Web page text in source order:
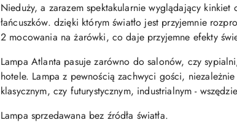
Nieduży, a zarazem spektakularnie wyglądający
łańcuszków. dzięki którym światło jest przyjemnie
2 mocowania na żarówki, co daje przyjemne efekty
Lampa Atlanta pasuje zarówno do salonów, czy
hotele. Lampa z pewnością zachwyci gości,
klasycznym, czy futurystycznym, industrialnym -
Lampa sprzedawana bez źródła światła.